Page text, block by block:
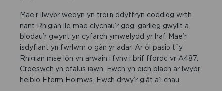
Mae’r llwybr wedyn yn troi’n ddyffryn coediog wrth
nant Rhigian lle mae clychau’r gog, garlleg gwyllt a
blodau’r gwynt yn cyfarch ymwelydd yr haf. Mae’r
isdyfiant yn fwrlwm o gân yr adar. Ar ôl pasio tˆy
Rhigian mae lôn yn arwain i fyny i brif ffordd yr A487.
Croeswch yn ofalus iawn. Ewch yn eich blaen ar lwybr
heibio Fferm Holmws. Ewch drwy’r giât a’i chau.